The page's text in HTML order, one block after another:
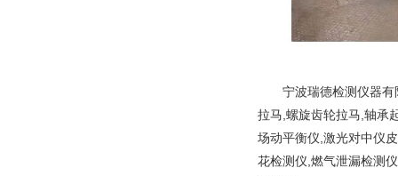
宁波瑞德检测仪器有限
拉马,螺旋齿轮拉马,轴承
场动平衡仪,激光对中仪
花检测仪,燃气泄漏检测